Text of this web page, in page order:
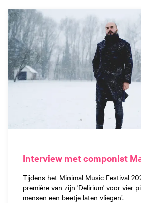
Interview met componist
Tijdens het Minimal Music Festival
première van zijn 'Delirium' voor vier
mensen een beetje laten vliegen’.